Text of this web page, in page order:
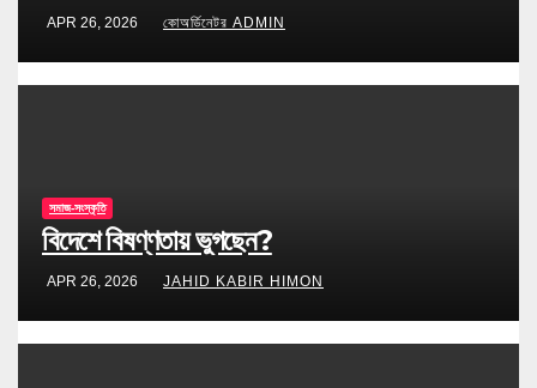
APR 26, 2026 কোঅর্ডিনেটর ADMIN
সমাজ-সংস্কৃতি
বিদেশে বিষণ্ণতায় ভুগছেন?
APR 26, 2026 JAHID KABIR HIMON